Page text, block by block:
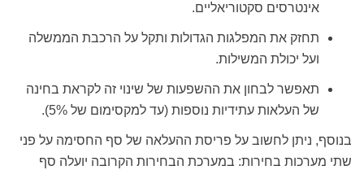
אינטרסים סקטוריאליים.
תחזק את המפלגות הגדולות ותקל על הרכבת הממשלה
ועל יכולת המשילות.
תאפשר לבחון את ההשפעות של שינוי זה לקראת בחינה
של העלאות עתידיות נוספות (עד למקסימום של 5%).
בנוסף, ניתן לחשוב על פריסת ההעלאה של סף החסימה על פני
שתי מערכות בחירות: במערכת הבחירות הקרובה יועלה סף